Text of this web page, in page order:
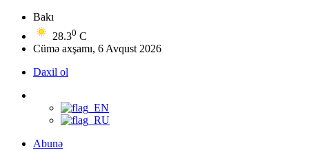
Bakı
28.30 C
Cümə axşamı, 6 Avqust 2026
Daxil ol
Abunə